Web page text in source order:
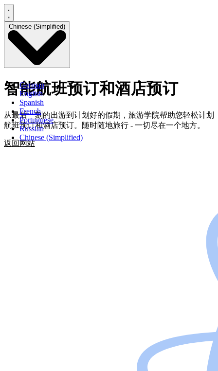
Chinese (Simplified)
German
English
Spanish
French
Portuguese
Russian
Chinese (Simplified)
智能航班预订和酒店预订
从最后一刻的出游到计划好的假期，旅游学院帮助您轻松计划
航班预订和酒店预订。随时随地旅行 - 一切尽在一个地方。
返回网站